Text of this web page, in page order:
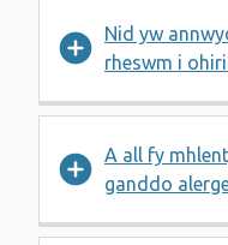
Nid yw
rheswm i
A all fy
ganddo